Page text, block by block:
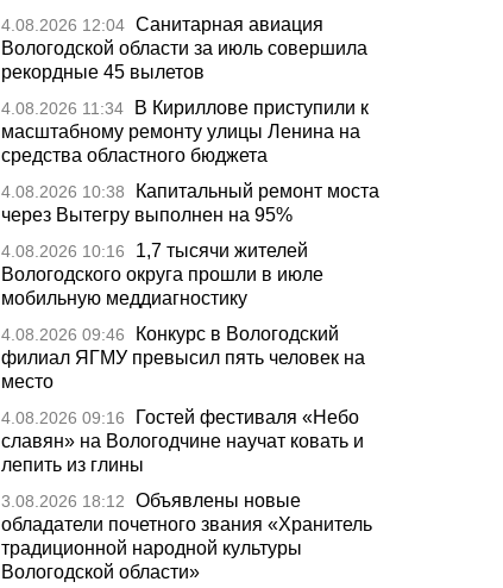
4.08.2026 12:04 Санитарная авиация
Вологодской области за июль совершила
рекордные 45 вылетов
4.08.2026 11:34
В Кириллове приступили к
масштабному ремонту улицы Ленина на
средства областного бюджета
4.08.2026 10:38
Капитальный ремонт моста
через Вытегру выполнен на 95%
4.08.2026 10:16
1,7 тысячи жителей
Вологодского округа прошли в июле
мобильную меддиагностику
4.08.2026 09:46
Конкурс в Вологодский
филиал ЯГМУ превысил пять человек на
место
4.08.2026 09:16
Гостей фестиваля «Небо
славян» на Вологодчине научат ковать и
лепить из глины
3.08.2026 18:12
Объявлены новые
обладатели почетного звания «Хранитель
традиционной народной культуры
Вологодской области»